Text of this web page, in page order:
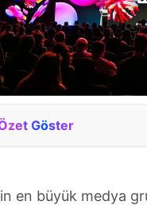
Özet Göster
en büyük medya